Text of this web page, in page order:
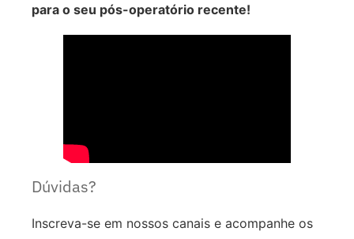
para o seu pós-operatório recente!
Dúvidas?
Inscreva-se em nossos canais e acompanhe os